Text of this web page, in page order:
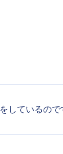
しているので